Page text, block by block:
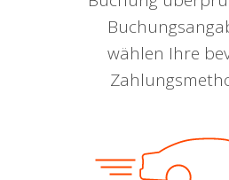
wählen Ihre